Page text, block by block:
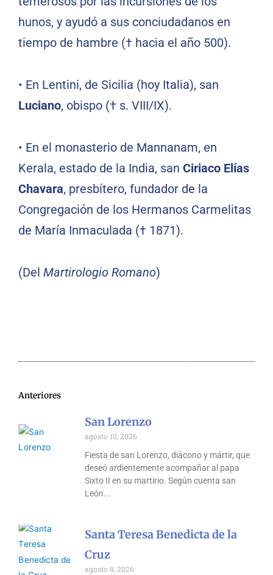
hunos, y ayudó a sus conciudadanos en
tiempo de hambre († hacia el año 500).
• En Lentini, de Sicilia (hoy Italia), san
Luciano, obispo († s. VIII/IX).
• En el monasterio de Mannanam, en
Kerala, estado de la India, san Ciriaco Elías
Chavara, presbítero, fundador de la
Congregación de los Hermanos Carmelitas
de María Inmaculada († 1871).
(Del Martirologio Romano)
Anteriores
San Lorenzo
agosto 10, 2026
Fiesta de san Lorenzo, diácono y mártir, que
deseó ardientemente acompañar al papa
Sixto II en su martirio. Según cuenta san
León
Santa Teresa Benedicta de la
Cruz
agosto 9, 2026